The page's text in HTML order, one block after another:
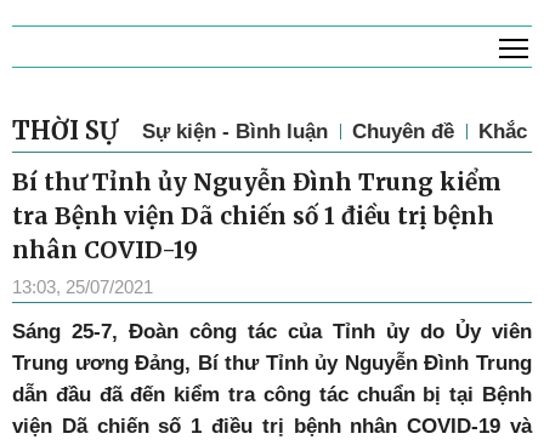
THỜI SỰ Sự kiện - Bình luận Chuyên đề Khắc
Bí thư Tỉnh ủy Nguyễn Đình Trung kiểm
tra Bệnh viện Dã chiến số 1 điều trị bệnh
nhân COVID-19
13:03, 25/07/2021
Sáng 25-7, Đoàn công tác của Tỉnh ủy do Ủy viên
Trung ương Đảng, Bí thư Tỉnh ủy Nguyễn Đình Trung
dẫn đầu đã đến kiểm tra công tác chuẩn bị tại Bệnh
viện Dã chiến số 1 điều trị bệnh nhân COVID-19 và